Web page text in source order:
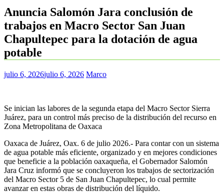
Anuncia Salomón Jara conclusión de
trabajos en Macro Sector San Juan
Chapultepec para la dotación de agua
potable
julio 6, 2026julio 6, 2026 Marco
Se inician las labores de la segunda etapa del Macro Sector Sierra
Juárez, para un control más preciso de la distribución del recurso en
Zona Metropolitana de Oaxaca
Oaxaca de Juárez, Oax. 6 de julio 2026.- Para contar con un sistema
de agua potable más eficiente, organizado y en mejores condiciones
que beneficie a la población oaxaqueña, el Gobernador Salomón
Jara Cruz informó que se concluyeron los trabajos de sectorización
del Macro Sector 5 de San Juan Chapultepec, lo cual permite
avanzar en estas obras de distribución del líquido.